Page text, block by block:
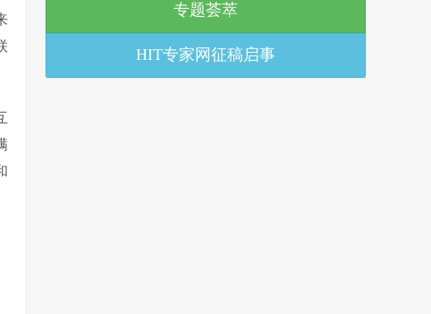
专题荟萃
HIT专家网征稿启事